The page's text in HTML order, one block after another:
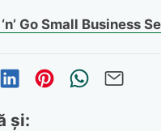
Go Small Business
pe Facebook
pe Twitter
Distribuie pe
Distribuie
și: